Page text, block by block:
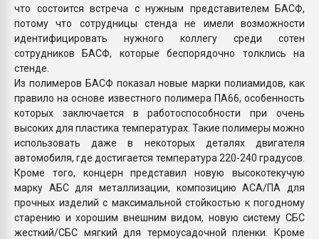
что состоится встреча с нужным представителем БАСФ,
потому что сотрудницы стенда не имели возможности
идентифицировать нужного коллегу среди сотен
сотрудников БАСФ, которые беспорядочно толклись на
стенде.
Из полимеров БАСФ показал новые марки полиамидов, как
правило на основе известного полимера ПА66, особенность
которых заключается в работоспособности при очень
высоких для пластика температурах. Такие полимеры можно
использовать даже в некоторых деталях двигателя
автомобиля, где достигается температура 220-240 градусов.
Кроме того, концерн представил новую высокотекучую
марку АБС для металлизации, композицию АСА/ПА для
прочных изделий с максимальной стойкостью к погодному
старению и хорошим внешним видом, новую систему СБС
жесткий/СБС мягкий для термоусадочной пленки. Кроме